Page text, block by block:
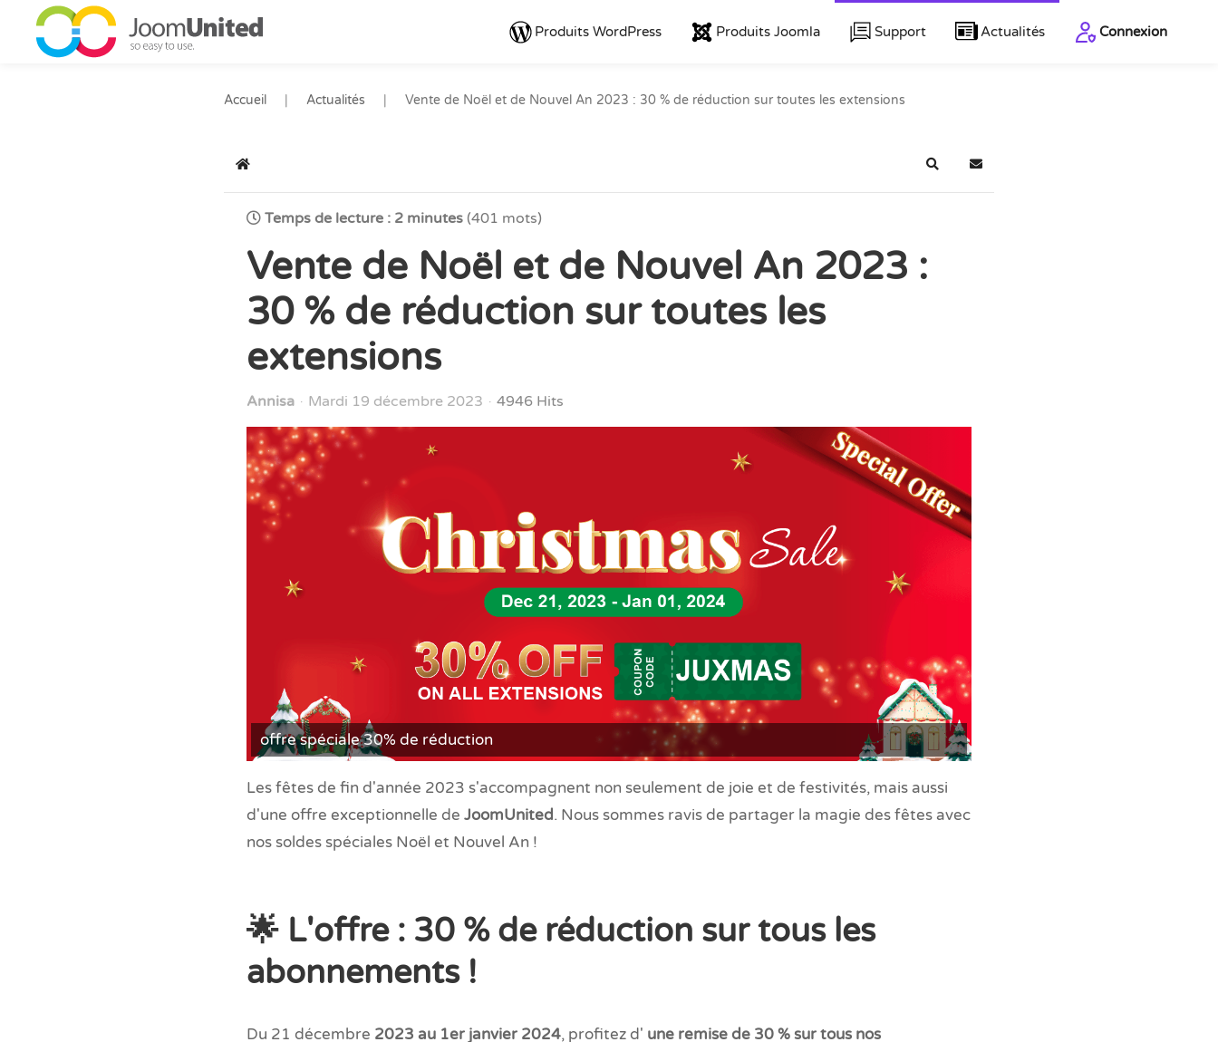
Aller au contenu principal
Produits WordPress Produits Joomla Support Actualités Connexion
Accueil Actualités Vente de Noël et de Nouvel An 2023 : 30 % de réduction sur toutes les extensions
Accueil RechercheS'abonner au blog
Temps de lecture : 2 minutes (401 mots)
Vente de Noël et de Nouvel An 2023 :
30 % de réduction sur toutes les
extensions
Annisa Mardi 19 décembre 2023 4946 Hits
offre spéciale 30% de réduction
Les fêtes de fin d'année 2023 s'accompagnent non seulement de joie et de festivités, mais aussi
d'une offre exceptionnelle de JoomUnited. Nous sommes ravis de partager la magie des fêtes avec
nos soldes spéciales Noël et Nouvel An !
🌟 L'offre : 30 % de réduction sur tous les
abonnements !
Du 21 décembre 2023 au 1er janvier 2024, profitez d' une remise de 30 % sur tous nos